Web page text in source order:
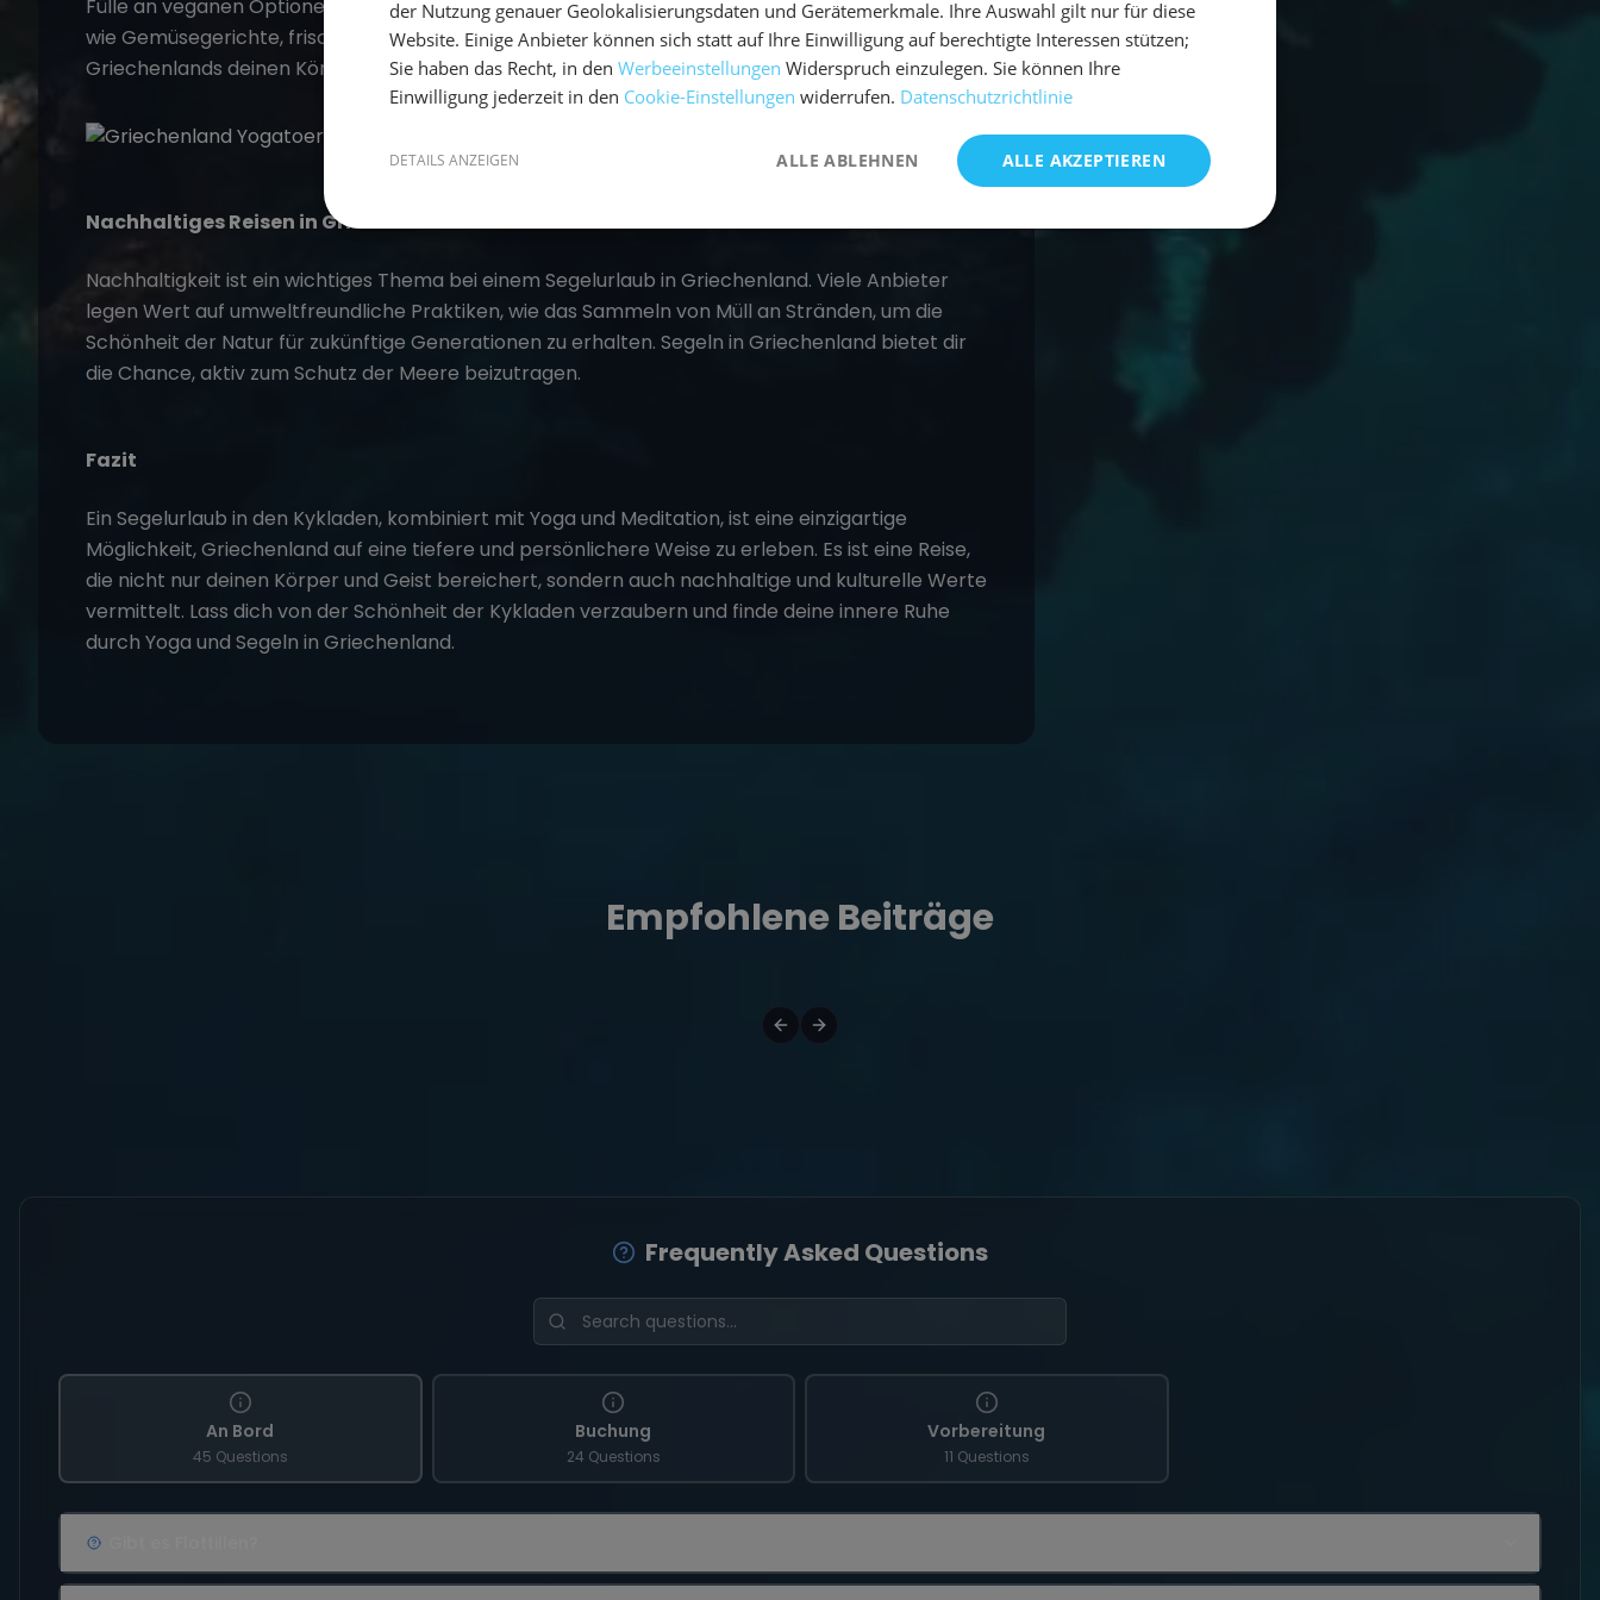
Fülle an veganen Optionen, die deinen Gaumen erfreuen werden. Genieße lokale Spezialitäten
wie Gemüsegerichte, frischen Fisch und Meeresfrüchte, und entdecke, wie die vegane Küche
Griechenlands deinen Körper während deiner Yoga-Praxis nährt.
Nachhaltiges Reisen in Griechenland
Nachhaltigkeit ist ein wichtiges Thema bei einem Segelurlaub in Griechenland. Viele Anbieter
legen Wert auf umweltfreundliche Praktiken, wie das Sammeln von Müll an Stränden, um die
Schönheit der Natur für zukünftige Generationen zu erhalten. Segeln in Griechenland bietet dir
die Chance, aktiv zum Schutz der Meere beizutragen​​.
Fazit
Ein Segelurlaub in den Kykladen, kombiniert mit Yoga und Meditation, ist eine einzigartige
Möglichkeit, Griechenland auf eine tiefere und persönlichere Weise zu erleben. Es ist eine Reise,
die nicht nur deinen Körper und Geist bereichert, sondern auch nachhaltige und kulturelle Werte
vermittelt. Lass dich von der Schönheit der Kykladen verzaubern und finde deine innere Ruhe
durch Yoga und Segeln in Griechenland.
Empfohlene Beiträge
Frequently Asked Questions
An Bord
45 Questions
Buchung
24 Questions
Vorbereitung
11 Questions
der Nutzung genauer Geolokalisierungsdaten und Gerätemerkmale. Ihre Auswahl gilt nur für diese
Website. Einige Anbieter können sich statt auf Ihre Einwilligung auf berechtigte Interessen stützen;
Sie haben das Recht, in den Werbeeinstellungen Widerspruch einzulegen. Sie können Ihre
Einwilligung jederzeit in den Cookie-Einstellungen widerrufen. Datenschutzrichtlinie
ALLE AKZEPTIEREN
ALLE ABLEHNEN
DETAILS ANZEIGEN